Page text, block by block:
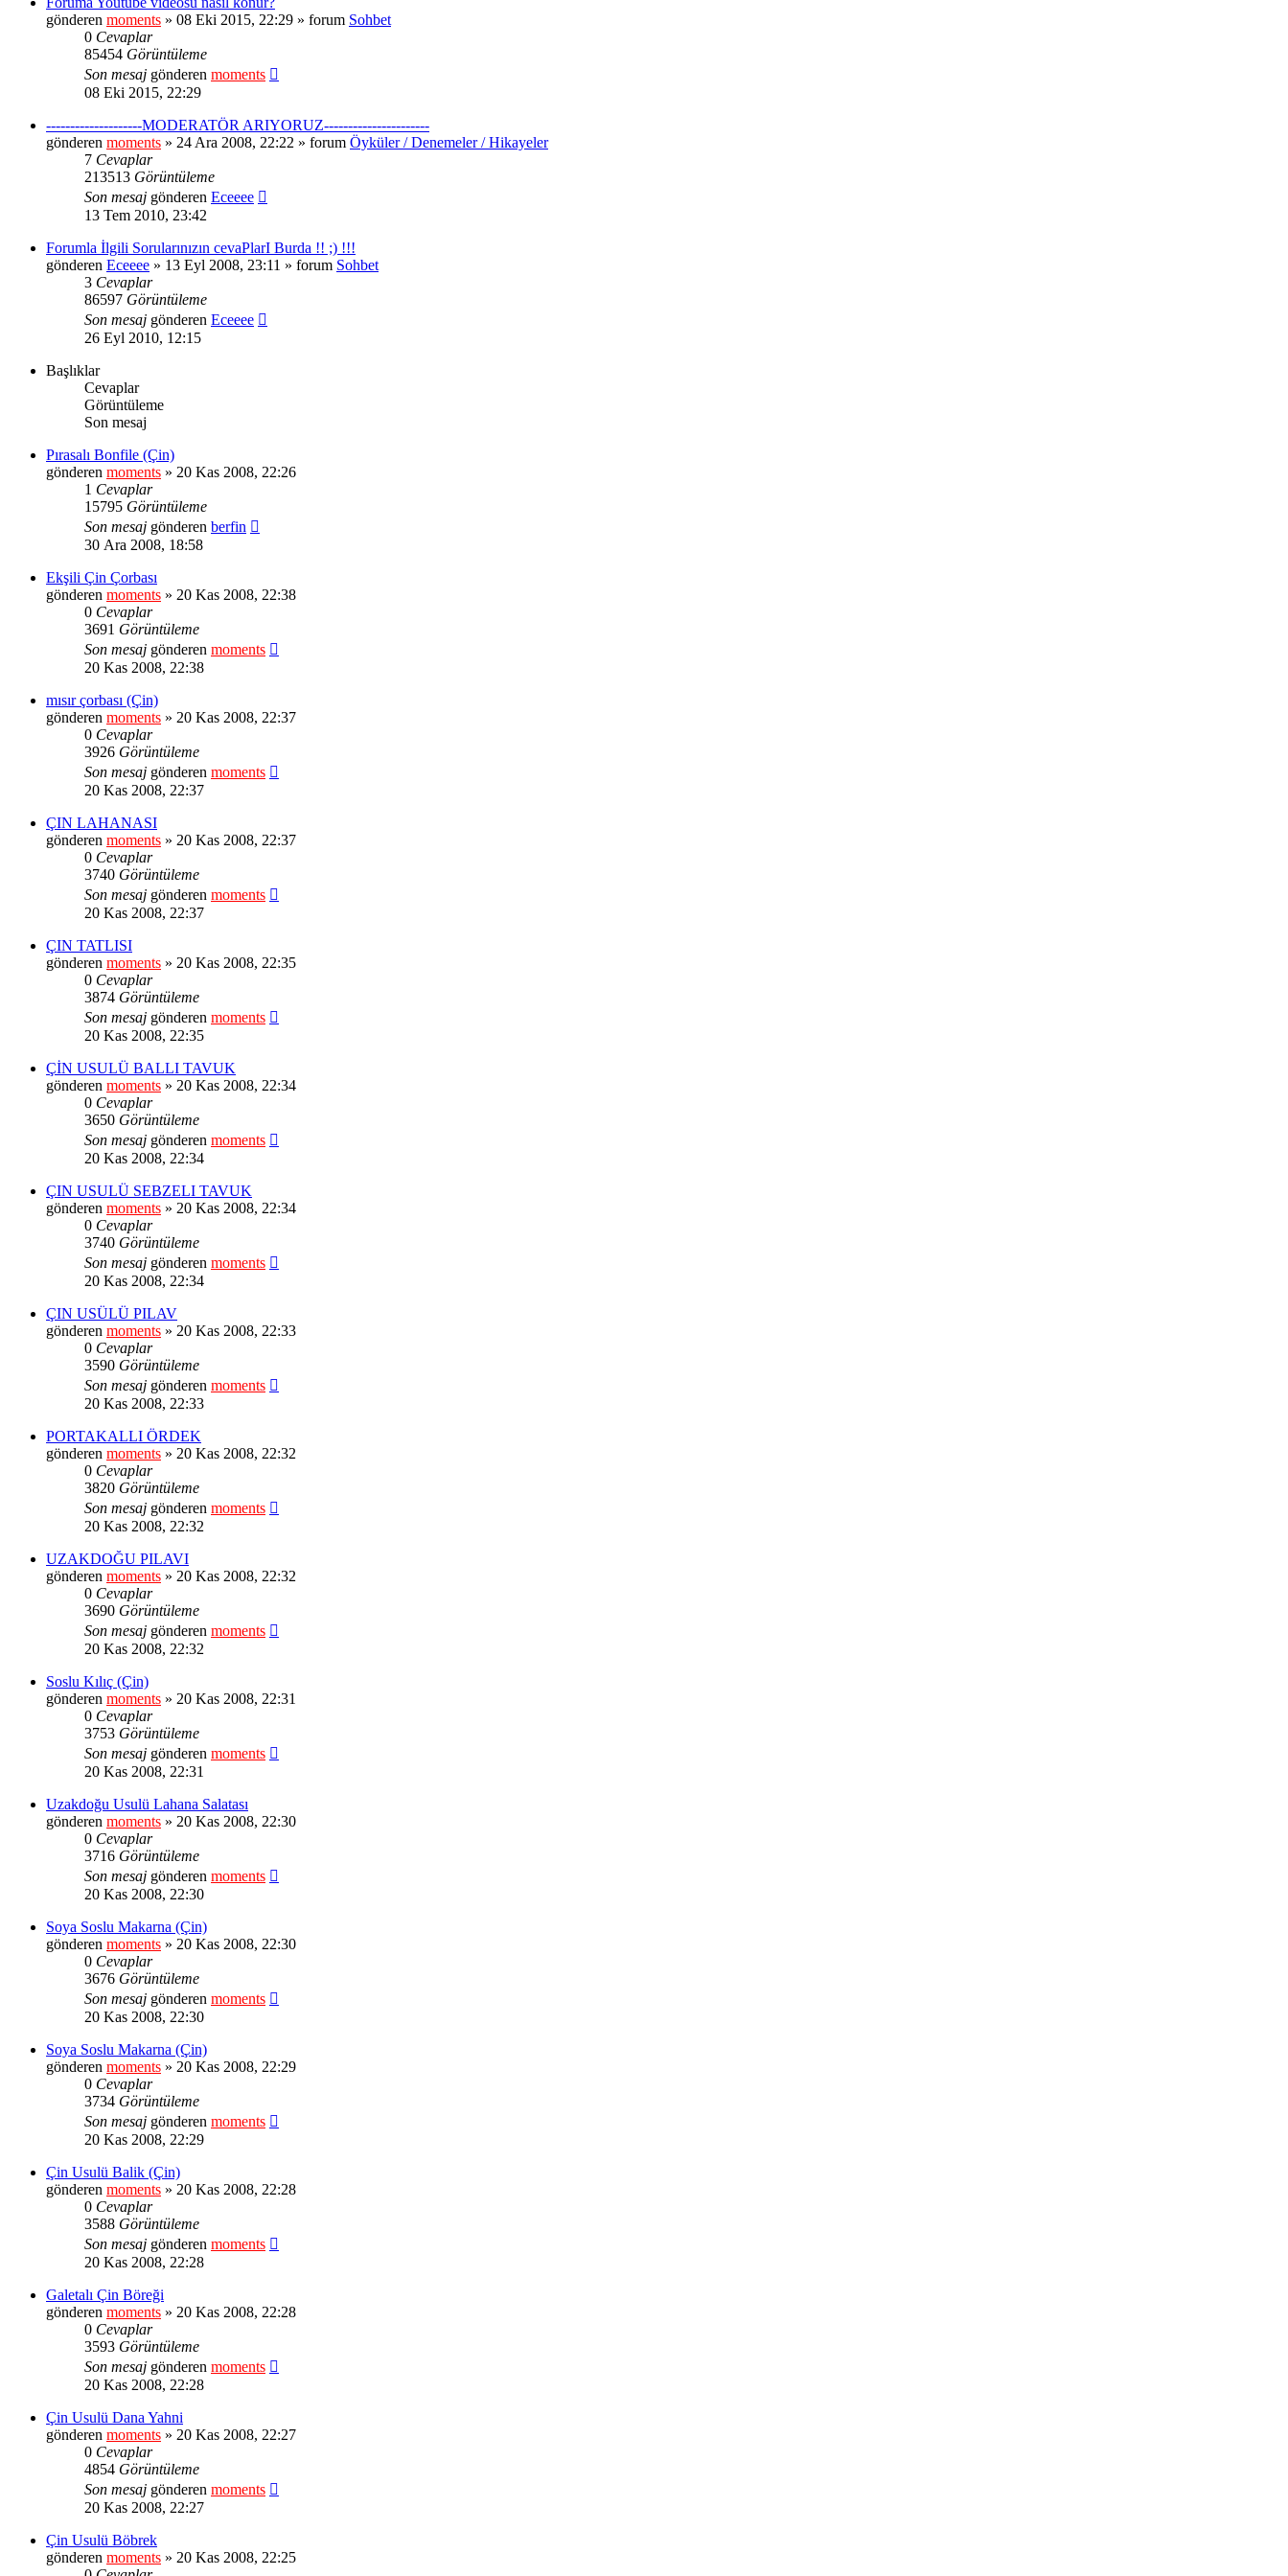
gönderen moments » 08 Eki 2015, 22:29 » forum Sohbet
0 Cevaplar
85454 Görüntüleme
Son mesaj gönderen moments
08 Eki 2015, 22:29
--------------------MODERATÖR ARIYORUZ----------------------
gönderen moments » 24 Ara 2008, 22:22 » forum Öyküler / Denemeler / Hikayeler
7 Cevaplar
213513 Görüntüleme
Son mesaj gönderen Eceeee
13 Tem 2010, 23:42
Forumla İlgili Sorularınızın cevaPlarI Burda !! ;) !!!
gönderen Eceeee » 13 Eyl 2008, 23:11 » forum Sohbet
3 Cevaplar
86597 Görüntüleme
Son mesaj gönderen Eceeee
26 Eyl 2010, 12:15
Başlıklar
Cevaplar
Görüntüleme
Son mesaj
Pırasalı Bonfile (Çin)
gönderen moments » 20 Kas 2008, 22:26
1 Cevaplar
15795 Görüntüleme
Son mesaj gönderen berfin
30 Ara 2008, 18:58
Ekşili Çin Çorbası
gönderen moments » 20 Kas 2008, 22:38
0 Cevaplar
3691 Görüntüleme
Son mesaj gönderen moments
20 Kas 2008, 22:38
mısır çorbası (Çin)
gönderen moments » 20 Kas 2008, 22:37
0 Cevaplar
3926 Görüntüleme
Son mesaj gönderen moments
20 Kas 2008, 22:37
ÇIN LAHANASI
gönderen moments » 20 Kas 2008, 22:37
0 Cevaplar
3740 Görüntüleme
Son mesaj gönderen moments
20 Kas 2008, 22:37
ÇIN TATLISI
gönderen moments » 20 Kas 2008, 22:35
0 Cevaplar
3874 Görüntüleme
Son mesaj gönderen moments
20 Kas 2008, 22:35
ÇİN USULÜ BALLI TAVUK
gönderen moments » 20 Kas 2008, 22:34
0 Cevaplar
3650 Görüntüleme
Son mesaj gönderen moments
20 Kas 2008, 22:34
ÇIN USULÜ SEBZELI TAVUK
gönderen moments » 20 Kas 2008, 22:34
0 Cevaplar
3740 Görüntüleme
Son mesaj gönderen moments
20 Kas 2008, 22:34
ÇIN USÜLÜ PILAV
gönderen moments » 20 Kas 2008, 22:33
0 Cevaplar
3590 Görüntüleme
Son mesaj gönderen moments
20 Kas 2008, 22:33
PORTAKALLI ÖRDEK
gönderen moments » 20 Kas 2008, 22:32
0 Cevaplar
3820 Görüntüleme
Son mesaj gönderen moments
20 Kas 2008, 22:32
UZAKDOĞU PILAVI
gönderen moments » 20 Kas 2008, 22:32
0 Cevaplar
3690 Görüntüleme
Son mesaj gönderen moments
20 Kas 2008, 22:32
Soslu Kılıç (Çin)
gönderen moments » 20 Kas 2008, 22:31
0 Cevaplar
3753 Görüntüleme
Son mesaj gönderen moments
20 Kas 2008, 22:31
Uzakdoğu Usulü Lahana Salatası
gönderen moments » 20 Kas 2008, 22:30
0 Cevaplar
3716 Görüntüleme
Son mesaj gönderen moments
20 Kas 2008, 22:30
Soya Soslu Makarna (Çin)
gönderen moments » 20 Kas 2008, 22:30
0 Cevaplar
3676 Görüntüleme
Son mesaj gönderen moments
20 Kas 2008, 22:30
Soya Soslu Makarna (Çin)
gönderen moments » 20 Kas 2008, 22:29
0 Cevaplar
3734 Görüntüleme
Son mesaj gönderen moments
20 Kas 2008, 22:29
Çin Usulü Balik (Çin)
gönderen moments » 20 Kas 2008, 22:28
0 Cevaplar
3588 Görüntüleme
Son mesaj gönderen moments
20 Kas 2008, 22:28
Galetalı Çin Böreği
gönderen moments » 20 Kas 2008, 22:28
0 Cevaplar
3593 Görüntüleme
Son mesaj gönderen moments
20 Kas 2008, 22:28
Çin Usulü Dana Yahni
gönderen moments » 20 Kas 2008, 22:27
0 Cevaplar
4854 Görüntüleme
Son mesaj gönderen moments
20 Kas 2008, 22:27
Çin Usulü Böbrek
gönderen moments » 20 Kas 2008, 22:25